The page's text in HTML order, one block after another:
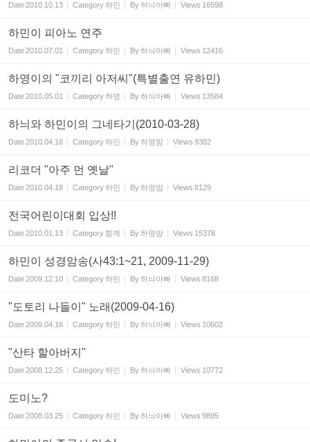
Date2010.10.13 Category하민 By하늬아빠 Views 16598
하민이 피아노 연주
Date2010.07.01 Category하민 By하늬아빠 Views 12416
하영이의 "코끼리 아저씨"(특별출연 유하민)
Date2010.05.01 Category하영 By하늬아빠 Views 13584
하늬와 하민이의 그네타기(2010-03-28)
Date2010.04.18 Category하민 By하영맘 Views 9382
리코더 "아주 먼 옛날"
Date2010.04.18 Category하민 By하영맘 Views 8129
전국어린이대회 입상!!
Date2010.01.13 Category 함께 By하영맘 Views 15378
하민이 성경암송(사43:1~21, 2009-11-29)
Date2009.12.10 Category하민 By하늬아빠 Views 8168
"도토리 나들이" 노래(2009-04-16)
Date2009.04.16 Category하민 By하늬아빠 Views 10602
"산타 할아버지"
Date2008.12.25 Category하민 By하늬아빠 Views 10772
도미노?
Date2008.03.25 Category하민 By하늬아빠 Views 9895